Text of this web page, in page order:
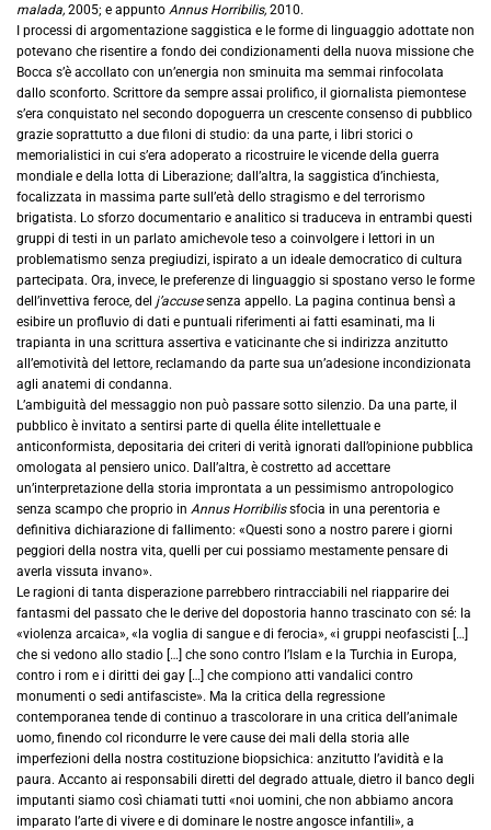
malada, 2005; e appunto Annus Horribilis, 2010.
I processi di argomentazione saggistica e le forme di linguaggio adottate non
potevano che risentire a fondo dei condizionamenti della nuova missione che
Bocca s’è accollato con un’energia non sminuita ma semmai rinfocolata
dallo sconforto. Scrittore da sempre assai prolifico, il giornalista piemontese
s’era conquistato nel secondo dopoguerra un crescente consenso di pubblico
grazie soprattutto a due filoni di studio: da una parte, i libri storici o
memorialistici in cui s’era adoperato a ricostruire le vicende della guerra
mondiale e della lotta di Liberazione; dall’altra, la saggistica d’inchiesta,
focalizzata in massima parte sull’età dello stragismo e del terrorismo
brigatista. Lo sforzo documentario e analitico si traduceva in entrambi questi
gruppi di testi in un parlato amichevole teso a coinvolgere i lettori in un
problematismo senza pregiudizi, ispirato a un ideale democratico di cultura
partecipata. Ora, invece, le preferenze di linguaggio si spostano verso le forme
dell’invettiva feroce, del j’accusesenza appello. La pagina continua bensì a
esibire un profluvio di dati e puntuali riferimenti ai fatti esaminati, ma li
trapianta in una scrittura assertiva e vaticinante che si indirizza anzitutto
all’emotività del lettore, reclamando da parte sua un’adesione incondizionata
agli anatemi di condanna.
L’ambiguità del messaggio non può passare sotto silenzio. Da una parte, il
pubblico è invitato a sentirsi parte di quella élite intellettuale e
anticonformista, depositaria dei criteri di verità ignorati dall’opinione pubblica
omologata al pensiero unico. Dall’altra, è costretto ad accettare
un’interpretazione della storia improntata a un pessimismo antropologico
senza scampo che proprio in Annus Horribilissfocia in una perentoria e
definitiva dichiarazione di fallimento: «Questi sono a nostro parere i giorni
peggiori della nostra vita, quelli per cui possiamo mestamente pensare di
averla vissuta invano».
Le ragioni di tanta disperazione parrebbero rintracciabili nel riapparire dei
fantasmi del passato che le derive del dopostoria hanno trascinato con sé: la
«violenza arcaica», «la voglia di sangue e di ferocia», «i gruppi neofascisti […]
che si vedono allo stadio […] che sono contro l’Islam e la Turchia in Europa,
contro i rom e i diritti dei gay […] che compiono atti vandalici contro
monumenti o sedi antifasciste». Ma la critica della regressione
contemporanea tende di continuo a trascolorare in una critica dell’animale
uomo, finendo col ricondurre le vere cause dei mali della storia alle
imperfezioni della nostra costituzione biopsichica: anzitutto l’avidità e la
paura. Accanto ai responsabili diretti del degrado attuale, dietro il banco degli
imputanti siamo così chiamati tutti «noi uomini, che non abbiamo ancora
imparato l’arte di vivere e di dominare le nostre angosce infantili», a